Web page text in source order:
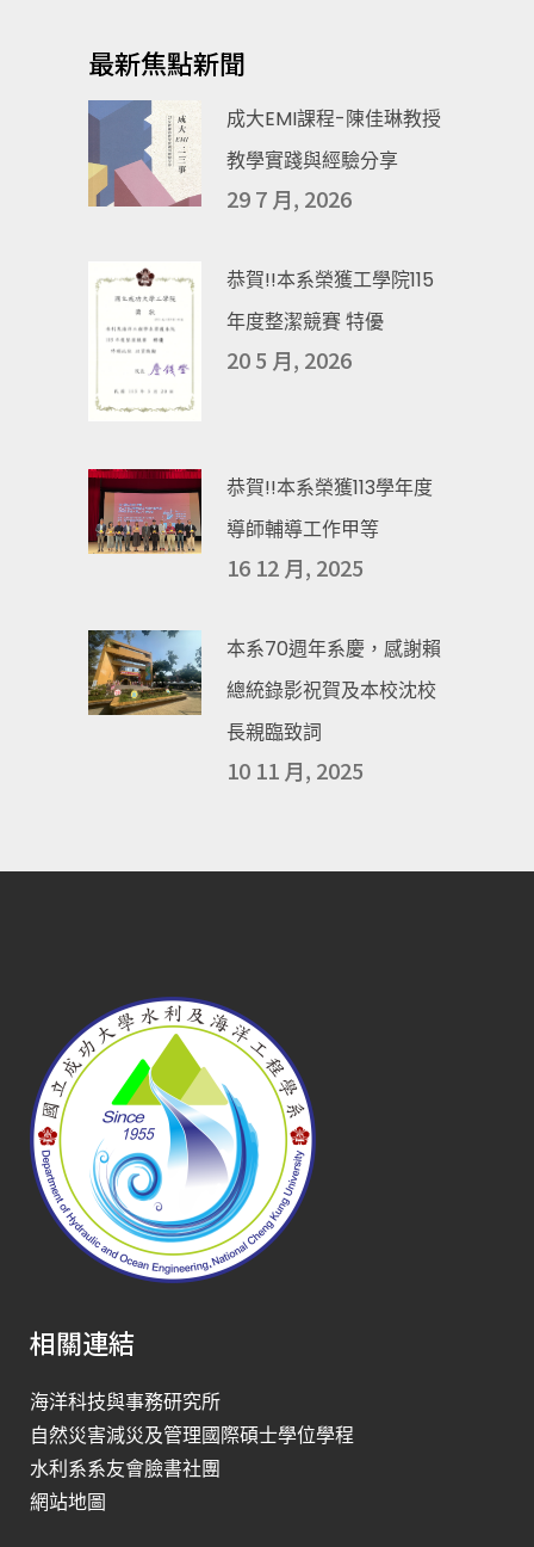
最新焦點新聞
成大EMI課程-陳佳琳教授
教學實踐與經驗分享
29 7 月, 2026
恭賀!!本系榮獲工學院115
年度整潔競賽 特優
20 5 月, 2026
恭賀!!本系榮獲113學年度
導師輔導工作甲等
16 12 月, 2025
本系70週年系慶，感謝賴
總統錄影祝賀及本校沈校
長親臨致詞
10 11 月, 2025
相關連結
海洋科技與事務研究所
自然災害減災及管理國際碩士學位學程
水利系系友會臉書社團
網站地圖